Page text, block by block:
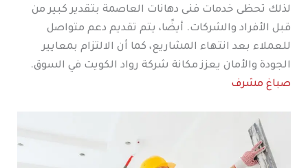
لذلك تحظى خدمات فنى دهانات العاصمة بتقدير كبير من
قبل الأفراد والشركات. أيضًا، يتم تقديم دعم متواصل
للعملاء بعد انتهاء المشاريع، كما أن الالتزام بمعايير
الجودة والأمان يعزز مكانة شركة رواد الكويت في السوق.
صباغ مشرف